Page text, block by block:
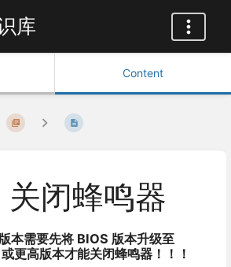
库
Content
关闭蜂鸣器
本需要先将 BIOS 版本升级至
更高版本才能关闭蜂鸣器！！！